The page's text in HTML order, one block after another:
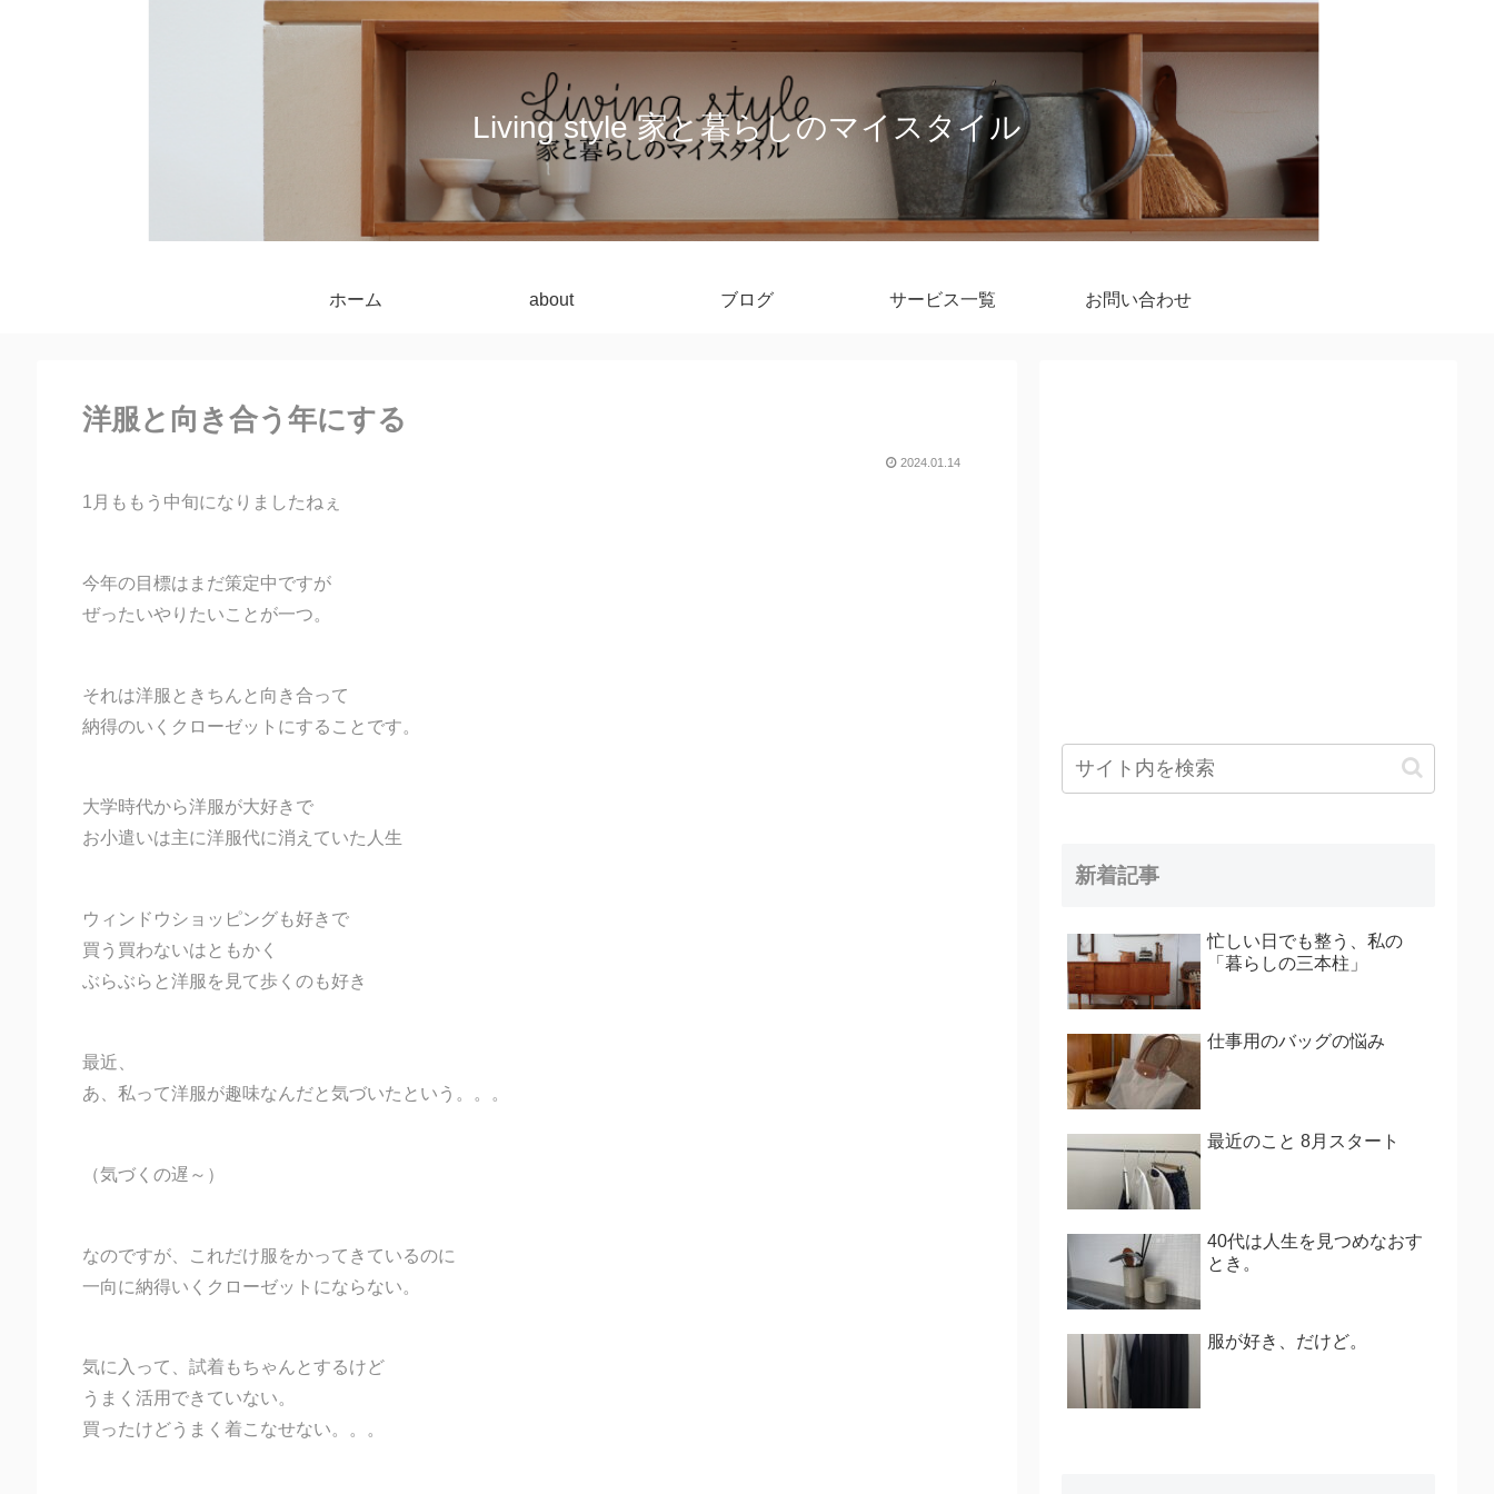
Living style 家と暮らしのマイスタイル
ホーム about ブログ サービス一覧 お問い合わせ
洋服と向き合う年にする
2024.01.14
1月ももう中旬になりましたねぇ
今年の目標はまだ策定中ですが
ぜったいやりたいことが一つ。
それは洋服ときちんと向き合って
納得のいくクローゼットにすることです。
大学時代から洋服が大好きで
お小遣いは主に洋服代に消えていた人生
ウィンドウショッピングも好きで
買う買わないはともかく
ぶらぶらと洋服を見て歩くのも好き
最近、
あ、私って洋服が趣味なんだと気づいたという。。。
（気づくの遅～）
なのですが、これだけ服をかってきているのに
一向に納得いくクローゼットにならない。
気に入って、試着もちゃんとするけど
うまく活用できていない。
買ったけどうまく着こなせない。。。
新着記事
忙しい日でも整う、私の
「暮らしの三本柱」
仕事用のバッグの悩み
最近のこと 8月スタート
40代は人生を見つめなおす
とき。
服が好き、だけど。